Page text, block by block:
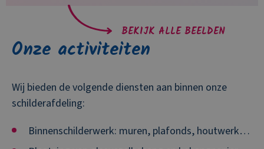
BEKIJK ALLE BEELDEN
Onze activiteiten
Wij bieden de volgende diensten aan binnen onze
schilderafdeling:
Binnenschilderwerk: muren, plafonds, houtwerk…